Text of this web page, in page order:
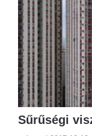
Sűrűségi